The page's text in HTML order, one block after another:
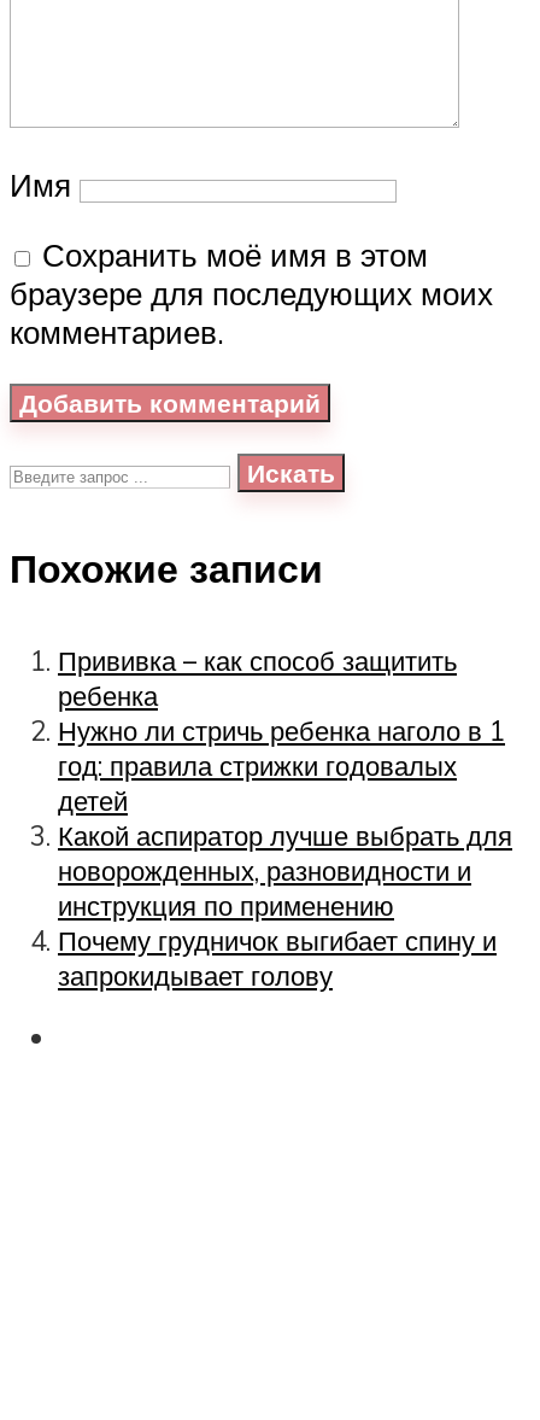
Имя
Сохранить моё имя в этом
браузере для последующих моих
комментариев.
Искать
Похожие записи
Прививка – как способ защитить
ребенка
Нужно ли стричь ребенка наголо в 1
год: правила стрижки годовалых
детей
Какой аспиратор лучше выбрать для
новорожденных, разновидности и
инструкция по применению
Почему грудничок выгибает спину и
запрокидывает голову